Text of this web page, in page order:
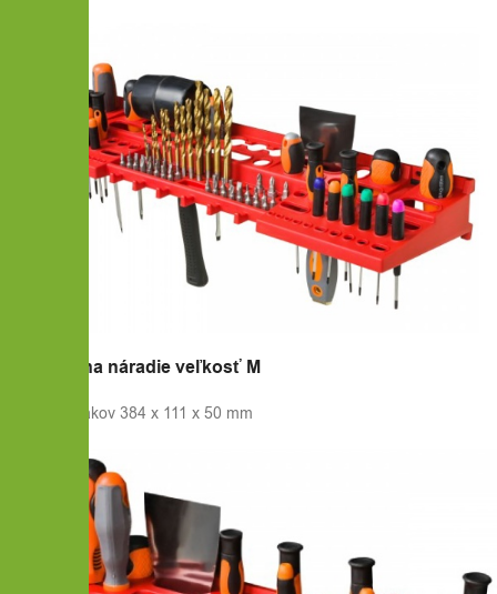
2x Držiak na náradie veľkosť M
Veľkosť držiakov 384 x 111 x 50 mm